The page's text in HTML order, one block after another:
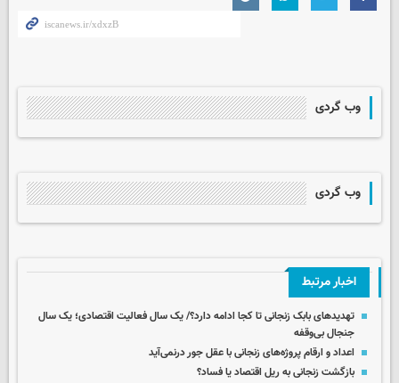
وب گردی
وب گردی
اخبار مرتبط
تهدیدهای بابک زنجانی تا کجا ادامه دارد؟/ یک سال فعالیت اقتصادی؛ یک سال
جنجال بی‌وقفه
اعداد و ارقام پروژه‌های زنجانی با عقل جور درنمی‌آید
بازگشت زنجانی به ریل اقتصاد یا فساد؟